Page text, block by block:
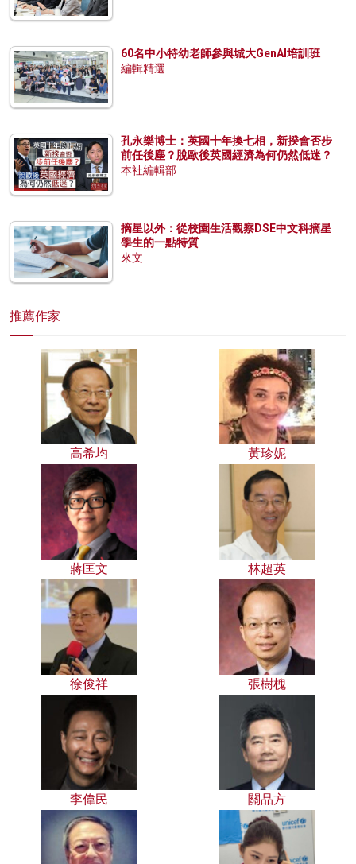
60名中小特幼老師參與城大GenAI培訓班
編輯精選
孔永樂博士：英國十年換七相，新揆會否步
前任後塵？脫歐後英國經濟為何仍然低迷？
本社編輯部
摘星以外：從校園生活觀察DSE中文科摘星
學生的一點特質
來文
推薦作家
高希均 黃珍妮
蔣匡文 林超英
徐俊祥 張樹槐
李偉民 關品方